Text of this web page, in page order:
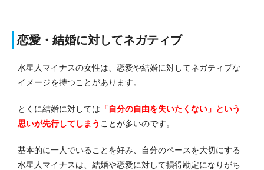
恋愛・結婚に対してネガティブ
水星人マイナスの女性は、恋愛や結婚に対してネガティブな
イメージを持つことがあります。
とくに結婚に対しては 「自分の自由を失いたくない」という
思いが先行してしまう ことが多いのです。
基本的に一人でいることを好み、自分のペースを大切にする
水星人マイナスは、結婚や恋愛に対して損得勘定になりがち